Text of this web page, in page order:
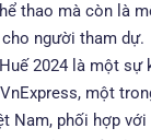
thao mà còn là
người tham dự.
2024 là một sự
một
Nam, phối hợp với